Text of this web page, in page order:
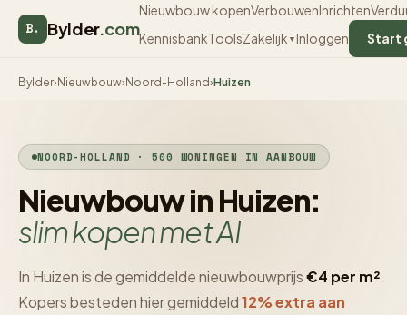
B. Bylder.com
Nieuwbouw kopenVerbouwenInrichten
KennisbankToolsZakelijk ▼ Inloggen Start
Bylder› Nieuwbouw› Noord-Holland›Huizen
NOORD-HOLLAND · 500 WONINGEN IN AANBOUW
Nieuwbouw in Huizen:
slim kopen met AI
In Huizen is de gemiddelde nieuwbouwprijs€4 per m².
Kopers besteden hier gemiddeld12% extra aan